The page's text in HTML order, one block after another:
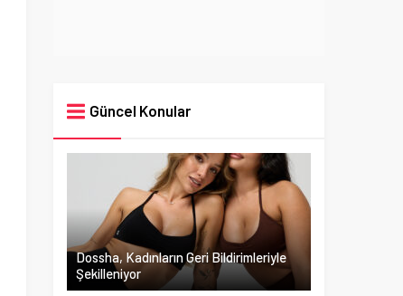
Güncel Konular
Dossha, Kadınların Geri Bildirimleriyle
Şekilleniyor